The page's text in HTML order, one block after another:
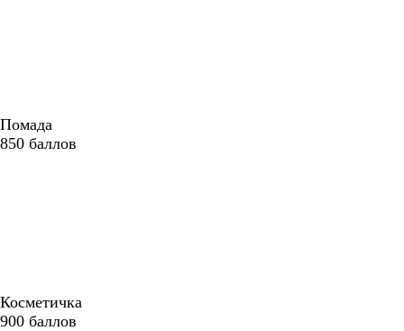
Помада
850 баллов
Косметичка
900 баллов